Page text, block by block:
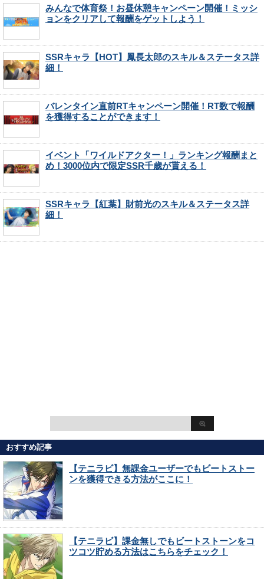
みんなで体育祭！お昼休憩キャンペーン開催！ミッシ
ョンをクリアして報酬をゲットしよう！
SSRキャラ【HOT】鳳長太郎のスキル＆ステータス詳
細！
バレンタイン直前RTキャンペーン開催！RT数で報酬
を獲得することができます！
イベント「ワイルドアクター！」ランキング報酬まと
め！3000位内で限定SSR千歳が貰える！
SSRキャラ【紅葉】財前光のスキル＆ステータス詳
細！
おすすめ記事
【テニラビ】無課金ユーザーでもビートストー
ンを獲得できる方法がここに！
【テニラビ】課金無しでもビートストーンをコ
ツコツ貯める方法はこちらをチェック！